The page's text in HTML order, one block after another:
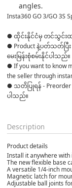
angles.
Insta360 GO 3/GO 3S
● ထိုင်းနိုင်ငံမှ တင်သွင်းထ
● Product နဲ့ပတ်သတ်ပြီ
မေးမြန်းစုံစမ်းနိုင်ပါသည်။
● If you want to know
the seller through
● သတိပြုရန် - Preorder
ပါသည်။
Description
Product details
Install it anywhere with
The new flexible base
A versatile 1/4-inch
Magnetic latch for
Adjustable ball joints